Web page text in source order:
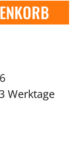
Werktage